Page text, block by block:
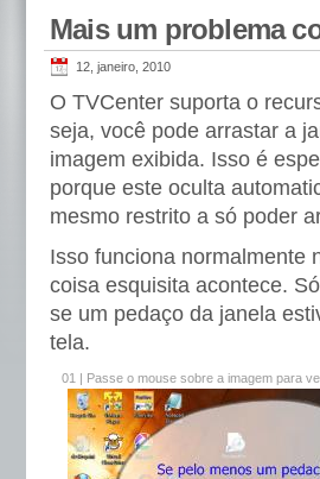
Mais um problema
12, janeiro, 2010
O TVCenter suporta o
seja, você pode arrastar a
imagem exibida. Isso é
porque este oculta
mesmo restrito a só poder
Isso funciona normalmente
coisa esquisita acontece.
se um pedaço da janela
tela.
01 | Passe o mouse sobre a imagem para